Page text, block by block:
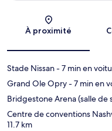
À proximité
Stade Nissan- 7 min en
Grand Ole Opry- 7 min en
Bridgestone Arena (salle de
Centre de conventions
11.7 km